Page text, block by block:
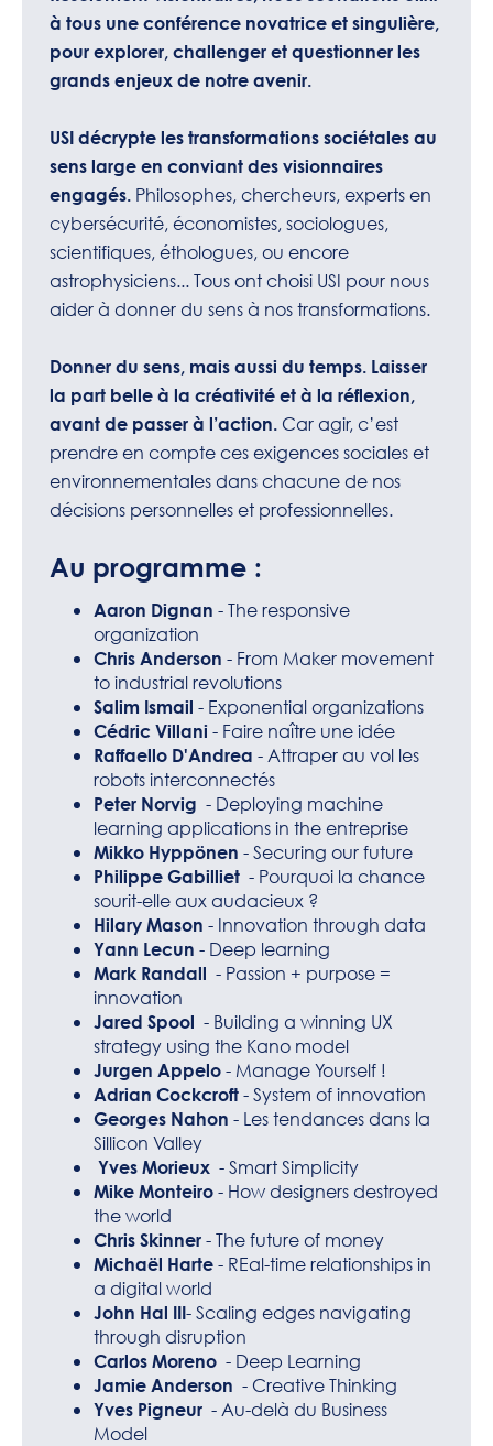
à tous une conférence novatrice et singulière,
pour explorer, challenger et questionner les
grands enjeux de notre avenir.
USI décrypte les transformations sociétales au
sens large en conviant des visionnaires
engagés. Philosophes, chercheurs, experts en
cybersécurité, économistes, sociologues,
scientifiques, éthologues, ou encore
astrophysiciens... Tous ont choisi USI pour nous
aider à donner du sens à nos transformations.
Donner du sens, mais aussi du temps. Laisser
la part belle à la créativité et à la réflexion,
avant de passer à l’action. Car agir, c’est
prendre en compte ces exigences sociales et
environnementales dans chacune de nos
décisions personnelles et professionnelles.
Au programme :
Aaron Dignan - The responsive
organization
Chris Anderson - From Maker movement
to industrial revolutions
Salim Ismail - Exponential organizations
Cédric Villani - Faire naître une idée
Raffaello D'Andrea - Attraper au vol les
robots interconnectés
Peter Norvig - Deploying machine
learning applications in the entreprise
Mikko Hyppönen - Securing our future
Philippe Gabilliet - Pourquoi la chance
sourit-elle aux audacieux ?
Hilary Mason - Innovation through data
Yann Lecun - Deep learning
Mark Randall - Passion + purpose =
innovation
Jared Spool - Building a winning UX
strategy using the Kano model
Jurgen Appelo - Manage Yourself !
Adrian Cockcroft - System of innovation
Georges Nahon - Les tendances dans la
Sillicon Valley
Yves Morieux - Smart Simplicity
Mike Monteiro - How designers destroyed
the world
Chris Skinner - The future of money
Michaël Harte - REal-time relationships in
a digital world
John Hal III- Scaling edges navigating
through disruption
Carlos Moreno - Deep Learning
Jamie Anderson - Creative Thinking
Yves Pigneur - Au-delà du Business
Model